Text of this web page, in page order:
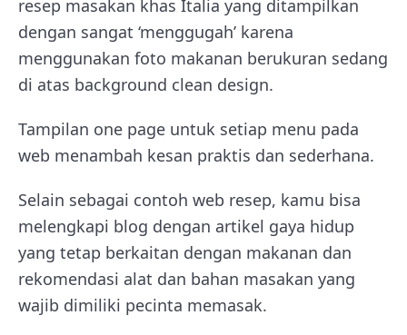
resep masakan khas Italia yang ditampilkan
dengan sangat ‘menggugah’ karena
menggunakan foto makanan berukuran sedang
di atas background clean design.
Tampilan one page untuk setiap menu pada
web menambah kesan praktis dan sederhana.
Selain sebagai contoh web resep, kamu bisa
melengkapi blog dengan artikel gaya hidup
yang tetap berkaitan dengan makanan dan
rekomendasi alat dan bahan masakan yang
wajib dimiliki pecinta memasak.